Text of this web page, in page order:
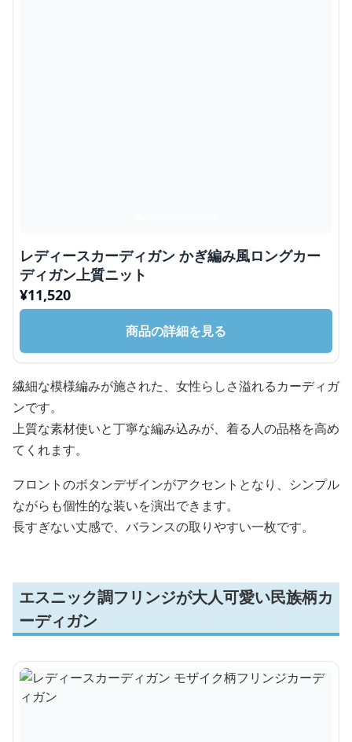
レディースカーディガン かぎ編み風ロングカー
ディガン上質ニット
¥11,520
商品の詳細を見る
繊細な模様編みが施された、女性らしさ溢れるカーディガ
ンです。
上質な素材使いと丁寧な編み込みが、着る人の品格を高め
てくれます。
フロントのボタンデザインがアクセントとなり、シンプル
ながらも個性的な装いを演出できます。
長すぎない丈感で、バランスの取りやすい一枚です。
エスニック調フリンジが大人可愛い民族柄カ
ーディガン